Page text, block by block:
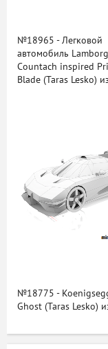
№18965 - Легковой
автомобиль
Countach inspired
Blade (Taras Lesko)
№18775 -
Ghost (Taras Lesko)